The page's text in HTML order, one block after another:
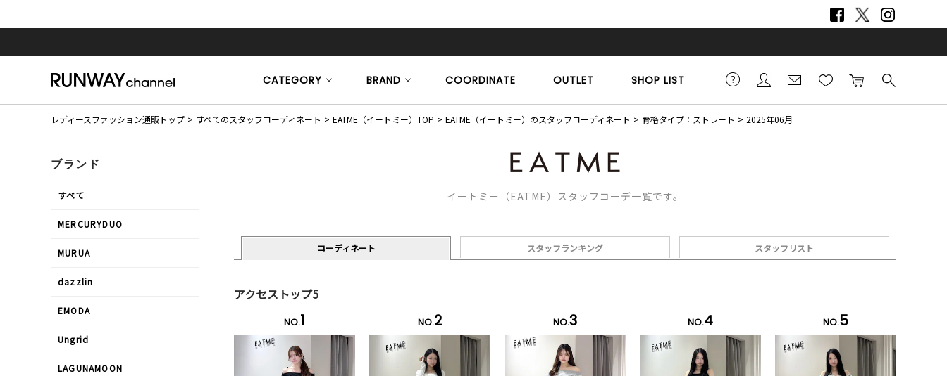
CATEGORY BRAND COORDINATE OUTLET SHOP LIST
レディースファッション通販トップ すべてのスタッフコーディネート EATME（イートミー）TOP EATME（イートミー）のスタッフコーディネート 骨格タイプ：ストレート 2025年06月
イートミー（EATME）スタッフコーデ一覧です。
コーディネート スタッフランキング スタッフリスト
アクセストップ5
NO.1 NO.2 NO.3 NO.4 NO.5
ブランド
すべて
MERCURYDUO
MURUA
dazzlin
EMODA
Ungrid
LAGUNAMOON